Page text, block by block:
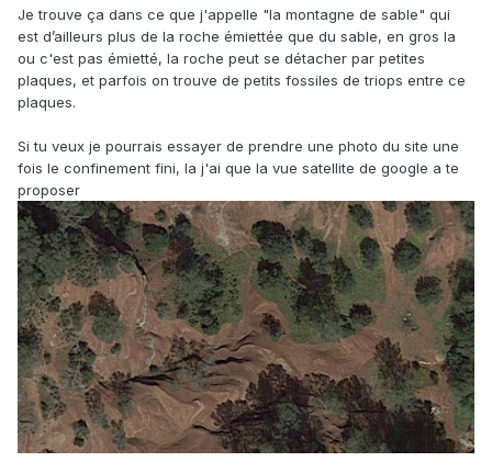
Je trouve ça dans ce que j'appelle "la montagne de sable" qui
est d’ailleurs plus de la roche émiettée que du sable, en gros la
ou c'est pas émietté, la roche peut se détacher par petites
plaques, et parfois on trouve de petits fossiles de triops entre ce
plaques.
Si tu veux je pourrais essayer de prendre une photo du site une
fois le confinement fini, la j'ai que la vue satellite de google a te
proposer